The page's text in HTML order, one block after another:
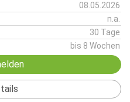
08.05.2026
n.a.
30 Tage
bis 8 Wochen